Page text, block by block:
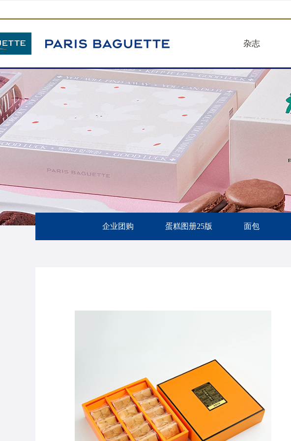
杂志
品牌故事
品牌视频
核心业务
企业团购 蛋糕图册25版 面包